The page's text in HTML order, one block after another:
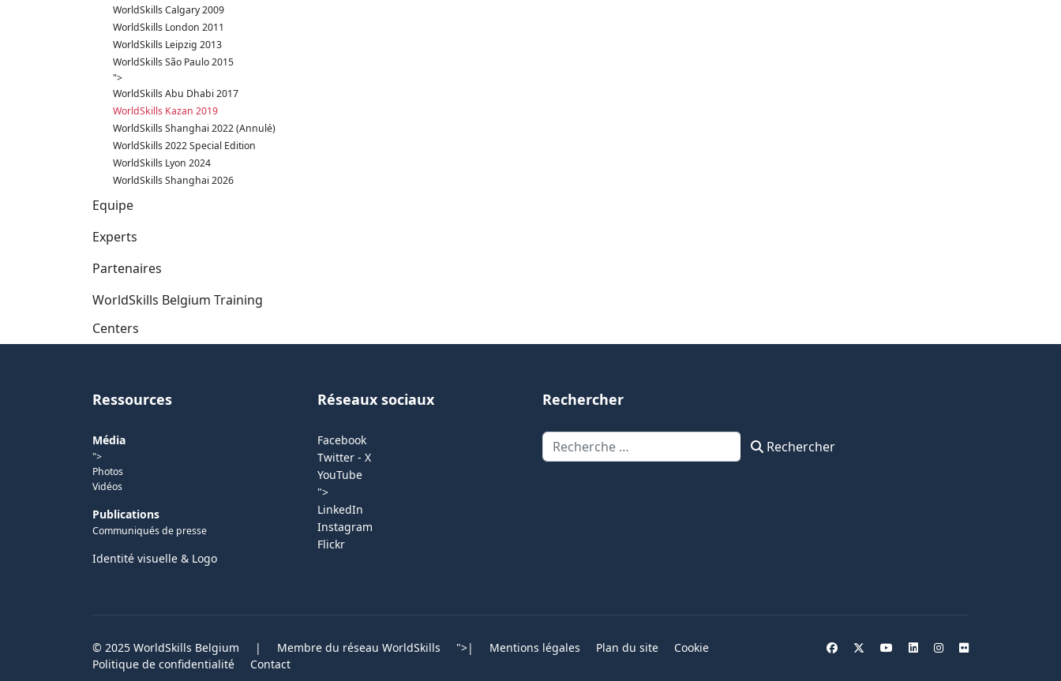
WorldSkills Calgary 2009
WorldSkills London 2011
WorldSkills Leipzig 2013
WorldSkills São Paulo 2015
">
WorldSkills Abu Dhabi 2017
WorldSkills Kazan 2019
WorldSkills Shanghai 2022 (Annulé)
WorldSkills 2022 Special Edition
WorldSkills Lyon 2024
WorldSkills Shanghai 2026
Equipe
Experts
Partenaires
WorldSkills Belgium Training
Centers
Ressources
Média
">
Photos
Vidéos
Publications
Communiqués de presse
Identité visuelle & Logo
Réseaux sociaux
Facebook
Twitter - X
YouTube
">
LinkedIn
Instagram
Flickr
Rechercher
Rechercher Rechercher
© 2025 WorldSkills Belgium | Membre du réseau WorldSkills ">| Mentions légales Plan du site
Cookie
Politique de confidentialité
Contact